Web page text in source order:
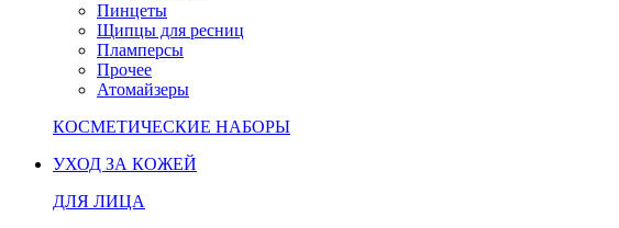
Пинцеты
Щипцы для ресниц
Пламперсы
Прочее
Атомайзеры
КОСМЕТИЧЕСКИЕ НАБОРЫ
УХОД ЗА КОЖЕЙ
ДЛЯ ЛИЦА